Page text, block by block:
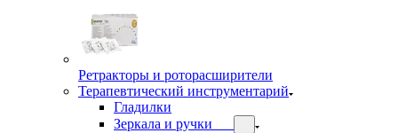
Ретракторы и роторасширители
Терапевтический инструментарий
Гладилки
Зеркала и ручки